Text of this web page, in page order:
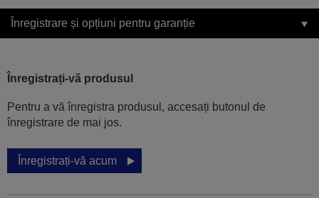
Înregistrare și opțiuni pentru garanție
Înregistrați-vă produsul
Pentru a vă înregistra produsul, accesați butonul de
înregistrare de mai jos.
Înregistrați-vă acum